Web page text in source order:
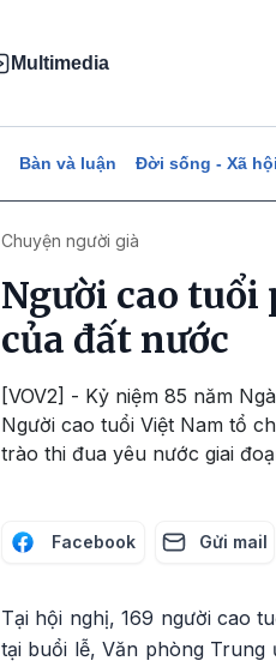
Multimedia
Bàn và luận Đời sống - Xã hội
Chuyện người già
Người cao
của đất nước
[VOV2] - Kỷ niệm 85 năm
Người cao tuổi Việt Nam tổ
trào thi đua yêu nước giai
Facebook Gửi mail
Tại hội nghị, 169 người cao
tại buổi lễ, Văn phòng